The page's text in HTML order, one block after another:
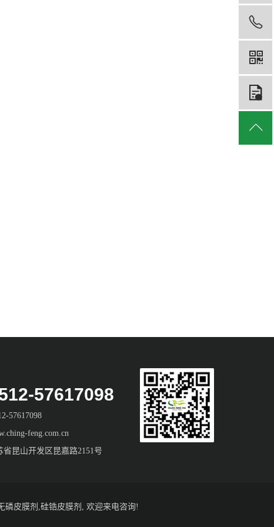
57617098
57617098
feng.com.cn
省昆山开发区昆嘉路2151号
磷皮膜剂 ,硅锆皮膜剂 , 欢迎来电咨询!